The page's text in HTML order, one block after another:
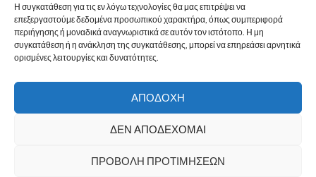
Η συγκατάθεση για τις εν λόγω τεχνολογίες θα μας επιτρέψει να
επεξεργαστούμε δεδομένα προσωπικού χαρακτήρα, όπως συμπεριφορά
περιήγησης ή μοναδικά αναγνωριστικά σε αυτόν τον ιστότοπο. Η μη
συγκατάθεση ή η ανάκληση της συγκατάθεσης, μπορεί να επηρεάσει αρνητικά
ορισμένες λειτουργίες και δυνατότητες.
ΑΠΟΔΟΧΉ
ΔΕΝ ΑΠΟΔΈΧΟΜΑΙ
ΠΡΟΒΟΛΉ ΠΡΟΤΙΜΉΣΕΩΝ
Ε.Λ.Α. ΠΟΑΣΑ